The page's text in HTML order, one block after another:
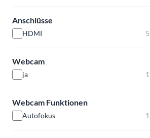
Anschlüsse
HDMI 5
Webcam
ja 1
Webcam Funktionen
Autofokus 1